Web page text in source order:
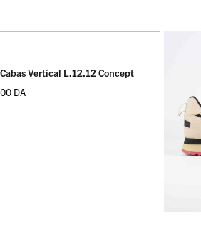
Vertical L.12.12 Concept
DA